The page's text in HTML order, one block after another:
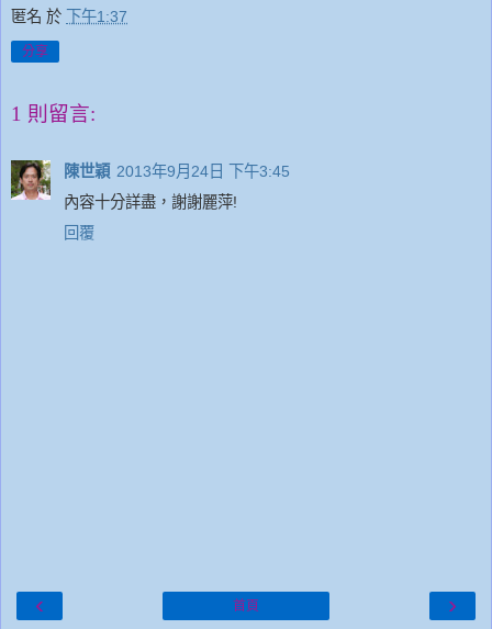
匿名 於 下午1:37
分享
1 則留言:
陳世穎 2013年9月24日 下午3:45
內容十分詳盡，謝謝麗萍!
回覆
‹ ›
首頁